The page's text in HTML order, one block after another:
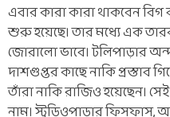
এবার কারা কারা থাকবেন বিগ
শুরু হয়েছে। তার মধ্যে এক
জোরালো ভাবে। টলিপাড়ার
দাশগুপ্তর কাছে নাকি প্রস্তাব
তাঁরা নাকি রাজিও হয়েছেন।